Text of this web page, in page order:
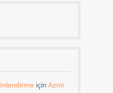
için Azmi